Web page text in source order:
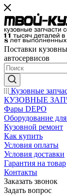
Поставки
автосервисов
Кузовные
КУЗОВНЫЕ
Фары DEPO
Оборудование для
Кузовной ремонт
Как купить
Условия оплаты
Условия доставки
Гарантия на товар
Контакты
Заказать звонок
Задать вопрос